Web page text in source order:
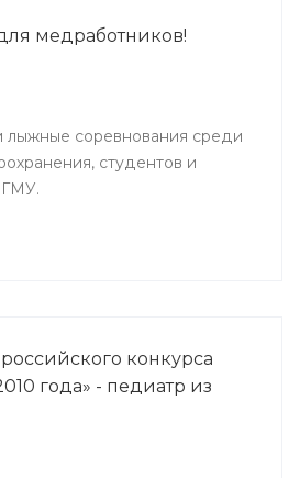
медработников!
лыжные соревнования среди
студентов и
конкурса
года» - педиатр из